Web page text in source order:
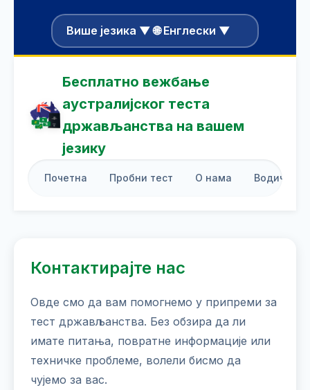
Више језика ▼ 🌐 Енглески ▼
Бесплатно вежбање
аустралијског теста
држављанства на вашем
језику
Почетна Пробни тест О нама Водич за
Контактирајте нас
Овде смо да вам помогнемо у припреми за
тест држављанства. Без обзира да ли
имате питања, повратне информације или
техничке проблеме, волели бисмо да
чујемо за вас.